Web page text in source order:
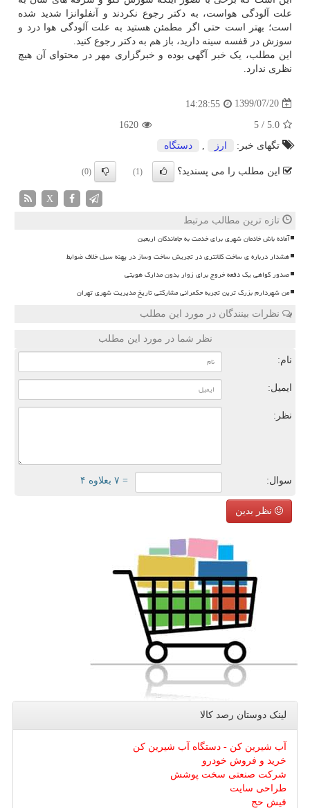
علت آلودگی هواست، به دکتر رجوع نکردند و آنفلوانزا شدید شده
است؛ بهتر است حتی اگر مطمئن هستید به علت آلودگی هوا درد و
سوزش در قفسه سینه دارید، باز هم به دکتر رجوع کنید.
این مطلب، یک خبر آگهی بوده و خبرگزاری مهر در محتوای آن هیچ
نظری ندارد.
1399/07/20
14:28:55
5.0
/
5
1620
تگهای خبر:
ارز دستگاه
این مطلب را می پسندید؟ (1)
(0)
X
تازه ترین مطالب مرتبط
آماده باش خادمان شهری برای خدمت به جاماندگان اربعین
هشدار درباره ی ساخت کلانتری در تجریش ساخت وساز در پهنه سیل خلاف ضوابط
صدور گواهی یک دفعه خروج برای زوار بدون مدارک هویتی
من شهردارم بزرگ ترین تجربه حکمرانی مشارکتی تاریخ مدیریت شهری تهران
نظرات بینندگان در مورد این مطلب
نظر شما در مورد این مطلب
نام:
ایمیل:
نظر:
سوال: = ۷ بعلاوه ۴
نظر بدین
لینک دوستان رصد كالا
آب شیرین کن - دستگاه آب شیرین کن
خرید و فروش خودرو
شرکت صنعتی سخت پوشش
طراحی سایت
فیش حج